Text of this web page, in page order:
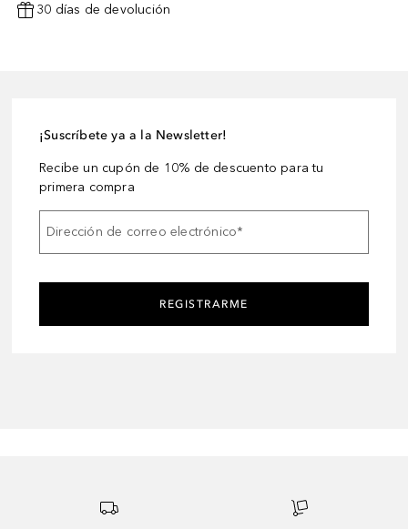
30 días de devolución
¡Suscríbete ya a la Newsletter!
Recibe un cupón de 10% de descuento para tu
primera compra
Dirección de correo electrónico*
REGISTRARME